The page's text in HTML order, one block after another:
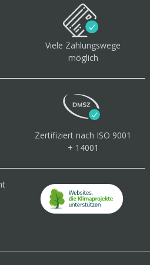
Viele Zahlungswege
möglich
Zertifiziert nach ISO 9001
+ 14001